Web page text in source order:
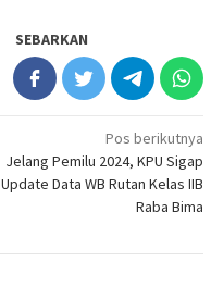
SEBARKAN
Pos berikutnya
Jelang Pemilu 2024, KPU Sigap
Update Data WB Rutan Kelas IIB
Raba Bima